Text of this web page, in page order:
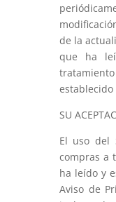
de la
que ha
establecido
SU
El uso del
compras a
ha leído y
Aviso de